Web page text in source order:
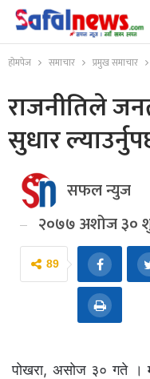
होमपेज समाचार प्रमुख समाचार
राजनीतिले
सुधार
सफल न्युज
२०७७ अशोज ३०
89
पोखरा, असोज ३० गते ।